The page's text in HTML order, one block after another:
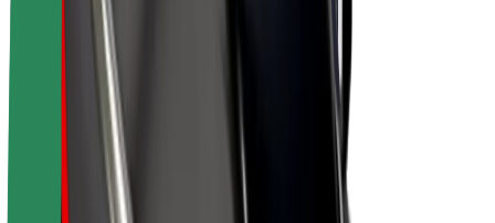
Franchise
Società
Lavora con noi
Informazioni Su Bolt
Sostenibilità in Bolt
Project Zero